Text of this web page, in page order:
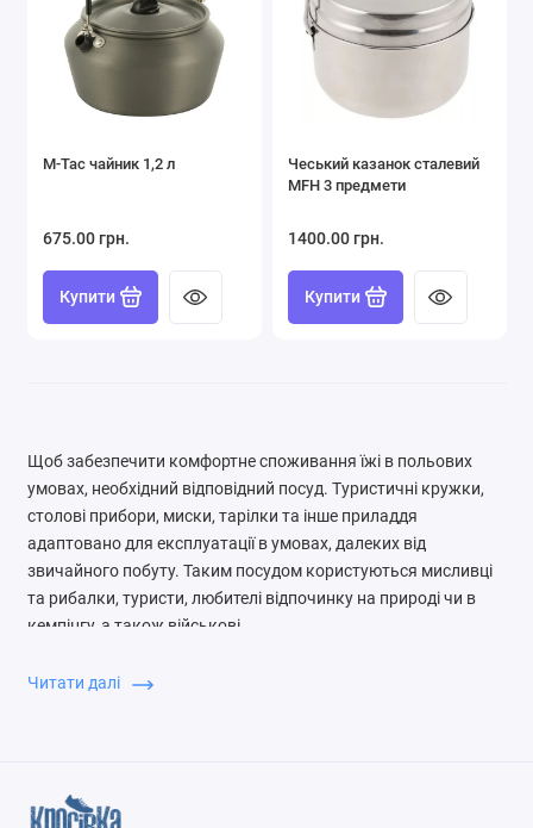
M-Tac чайник 1,2 л
675.00 грн.
Купити
Чеський казанок сталевий
MFH 3 предмети
1400.00 грн.
Купити
Щоб забезпечити комфортне споживання їжі в польових
умовах, необхідний відповідний посуд. Туристичні кружки,
столові прибори, миски, тарілки та інше приладдя
адаптовано для експлуатації в умовах, далеких від
звичайного побуту. Таким посудом користуються мисливці
та рибалки, туристи, любителі відпочинку на природі чи в
кемпінгу, а також військові.
Набори посуду — це готові комплекти, в яких зібрано все
туристів і військових, їхні особливості, переваги та нюанси.
Читати далі